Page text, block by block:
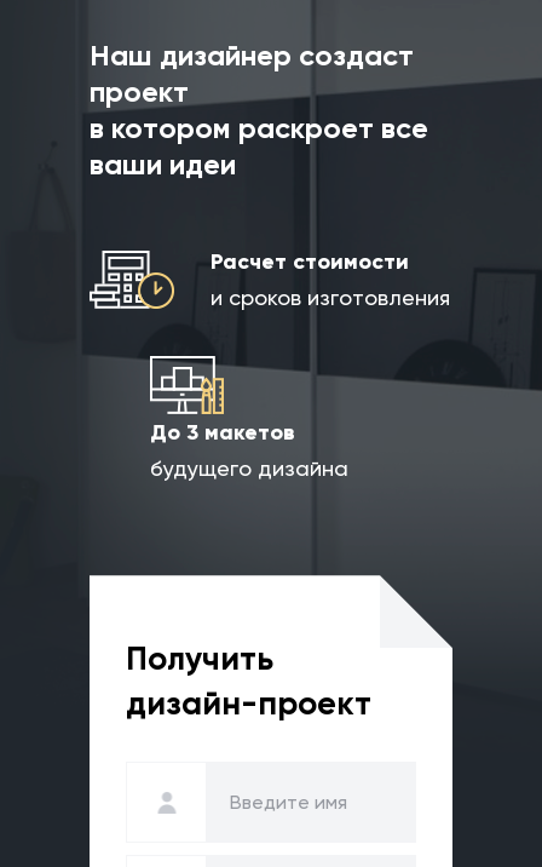
Наш дизайнер создаст
проект
в котором раскроет все
ваши идеи
Расчет стоимости
и сроков изготовления
До 3 макетов
будущего дизайна
Получить
дизайн-проект